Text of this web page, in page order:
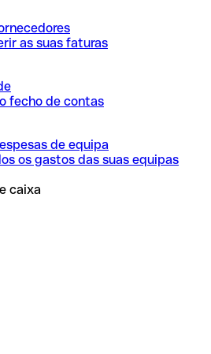
as suas faturas
fecho de contas
de equipa
os gastos das suas equipas
caixa